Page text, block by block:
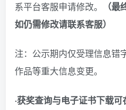
系平台客服申请修改。
（
如仍需修改请联系客服）
注：公示期内仅受理信息错
作品等重大信息变更。
·获奖查询与电子证书下载